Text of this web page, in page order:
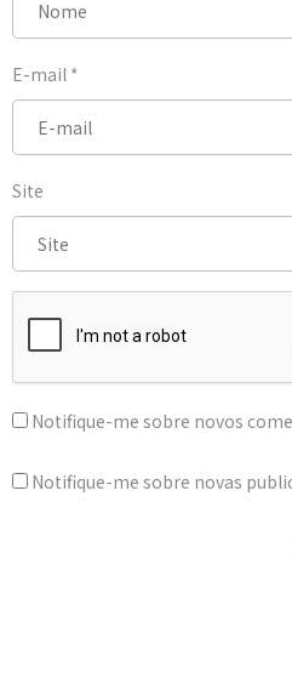
E-mail *
Site
Notifique-me sobre novos
Notifique-me sobre novas